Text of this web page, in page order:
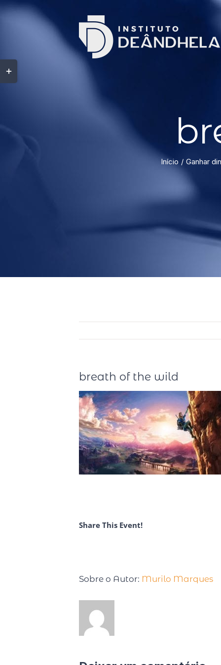
Início Ganhar
breath of the wild
Share This Event!
Sobre o Autor: Murilo Marques